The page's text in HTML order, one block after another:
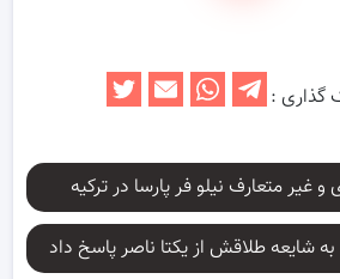
گذاری :
غیر متعارف نیلو فر پارسا در ترکیه